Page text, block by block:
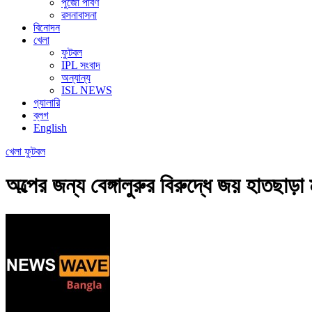
রসনাবাসনা
বিনোদন
খেলা
ফুটবল
IPL সংবাদ
অন্যান্য
ISL NEWS
গ্যালারি
ব্লগ
English
খেলা ফুটবল
অল্পের জন্য বেঙ্গালুরুর বিরুদ্ধে জয় হাতছাড়া